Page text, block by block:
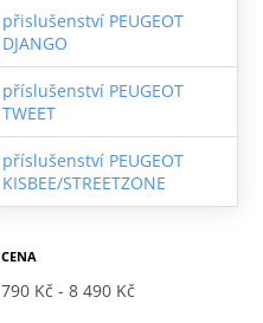
přislušenství PEUGEOT
DJANGO
příslušenství PEUGEOT
TWEET
příslušenství PEUGEOT
KISBEE/STREETZONE
CENA
790 Kč 8 490 Kč